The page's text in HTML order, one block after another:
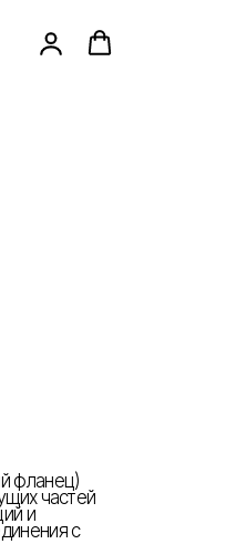
фланец)
частей
и
с